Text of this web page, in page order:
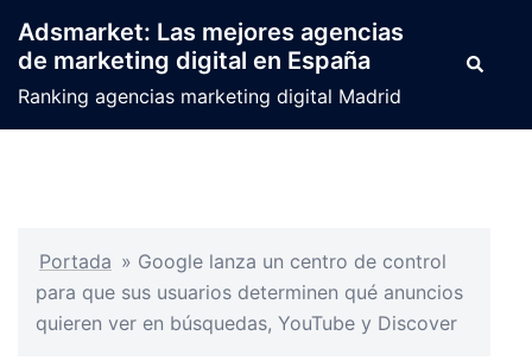
contenido
Adsmarket: Las mejores agencias
de marketing digital en España
Ranking agencias marketing digital Madrid
Buscar
Portada » Google lanza un centro de control
para que sus usuarios determinen qué anuncios
quieren ver en búsquedas, YouTube y Discover